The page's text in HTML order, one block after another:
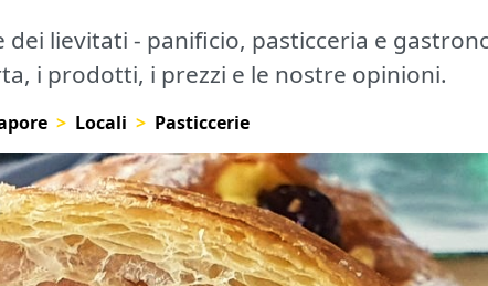
dei lievitati - panificio, pasticceria e
i prodotti, i prezzi e le nostre opinioni.
Locali Pasticcerie